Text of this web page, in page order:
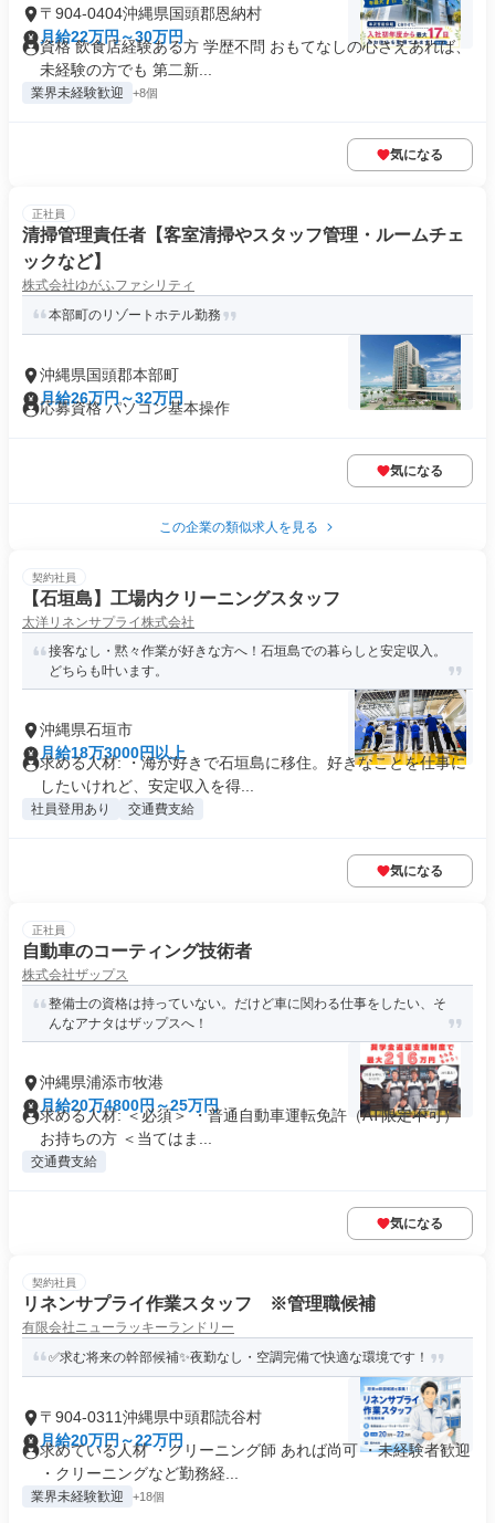
〒904-0404沖縄県国頭郡恩納村
月給22万円～30万円
資格 飲食店経験ある方 学歴不問 おもてなしの心さえあれば、
未経験の方でも 第二新...
業界未経験歓迎 +8個
気になる
正社員
清掃管理責任者【客室清掃やスタッフ管理・ルームチェ
ックなど】
株式会社ゆがふファシリティ
本部町のリゾートホテル勤務
沖縄県国頭郡本部町
月給26万円～32万円
応募資格 パソコン基本操作
気になる
この企業の類似求人を見る
契約社員
【石垣島】工場内クリーニングスタッフ
太洋リネンサプライ株式会社
接客なし・黙々作業が好きな方へ！石垣島での暮らしと安定収入。
どちらも叶います。
沖縄県石垣市
月給18万3000円以上
求める人材: ・海が好きで石垣島に移住。好きなことを仕事に
したいけれど、安定収入を得...
社員登用あり 交通費支給
気になる
正社員
自動車のコーティング技術者
株式会社ザップス
整備士の資格は持っていない。だけど車に関わる仕事をしたい、そ
んなアナタはザップスへ！
沖縄県浦添市牧港
月給20万4800円～25万円
求める人材: ＜必須＞ ・普通自動車運転免許（AT限定不可）
お持ちの方 ＜当てはま...
交通費支給
気になる
契約社員
リネンサプライ作業スタッフ ※管理職候補
有限会社ニューラッキーランドリー
✅求む将来の幹部候補✨夜勤なし・空調完備で快適な環境です！
〒904-0311沖縄県中頭郡読谷村
月給20万円～22万円
求めている人材 ・クリーニング師 あれば尚可 ・未経験者歓迎
・クリーニングなど勤務経...
業界未経験歓迎 +18個